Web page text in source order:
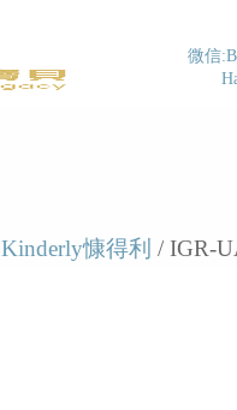
微信
Kinderly慷得利 / IGR-